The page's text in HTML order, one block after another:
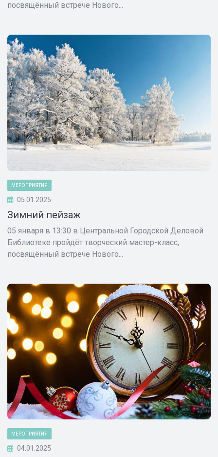
посвящённый встрече Нового...
МЕРОПРИЯТИЯ
05.01.2025
Зимний пейзаж
05 января в 13:30 в Центральной Городской Деловой
Библиотеке пройдёт творческий мастер-класс,
посвящённый встрече Нового...
МЕРОПРИЯТИЯ
04.01.2025